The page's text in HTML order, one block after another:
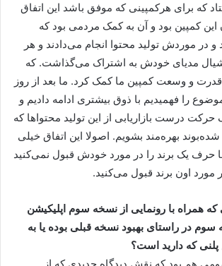
که برای هرکمپینی که موفق باشد این اتفاق
این کمپین بود و آن به کمک مردمی بود که
و در موردش تولید محتوا انجام می‌دادند و هر
مدیای خودش به اشتراک می‌گذاشت. که
و وسعت کمپین ما کمک کرد. ما بعد از روز
را فهمیدیم با ذوق بیشتری ادامه دادیم و
حرکت درست بازاریابی از این تولید محتواها که
بهره‌مند بشویم. اصولا این اتفاق خیلی
یک برند را در مورد خودش قبول نمی‌کنید
مورد اون برند قبول می‌کنید.
که همراه با رونمایی از نسخه سوم اپلیکیشن
سوم در راستای بهبود نسخه قبلی بوده یا به
که دارید است؟